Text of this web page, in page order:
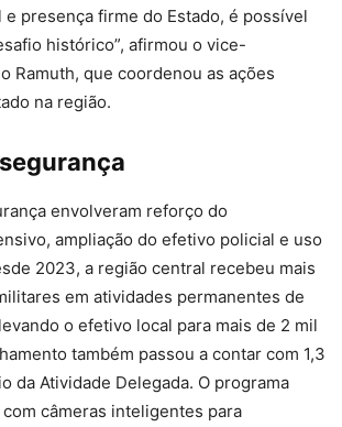
presença firme do Estado, é possível
histórico”, afirmou o vice-
Ramuth, que coordenou as ações
na região.
envolveram reforço do
ampliação do efetivo policial e uso
2023, a região central recebeu mais
em atividades permanentes de
o efetivo local para mais de 2 mil
também passou a contar com 1,3
da Atividade Delegada. O programa
câmeras inteligentes para